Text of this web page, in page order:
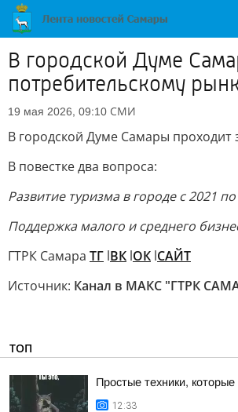
В городской Думе
потребительскому
19 мая 2026, 09:10 СМИ
В городской Думе Самары проходит
В повестке два вопроса:
Развитие туризма в городе с 2021
Поддержка малого и среднего
ГТРК Самара ТГ lВК lОК lСАЙТ
Источник: Канал в МАКС "ГТРК
ТОП
Простые техники,
12:33